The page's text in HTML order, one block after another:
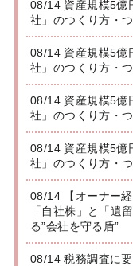
08/14 資産規模5億
社」のつくり方・
08/14 資産規模5億
社」のつくり方・
08/14 資産規模5億
社」のつくり方・
08/14 資産規模5億
社」のつくり方・
08/14 【オーナー
「自社株」と「遺
る”会社を守る盾”
08/14 税務調査に